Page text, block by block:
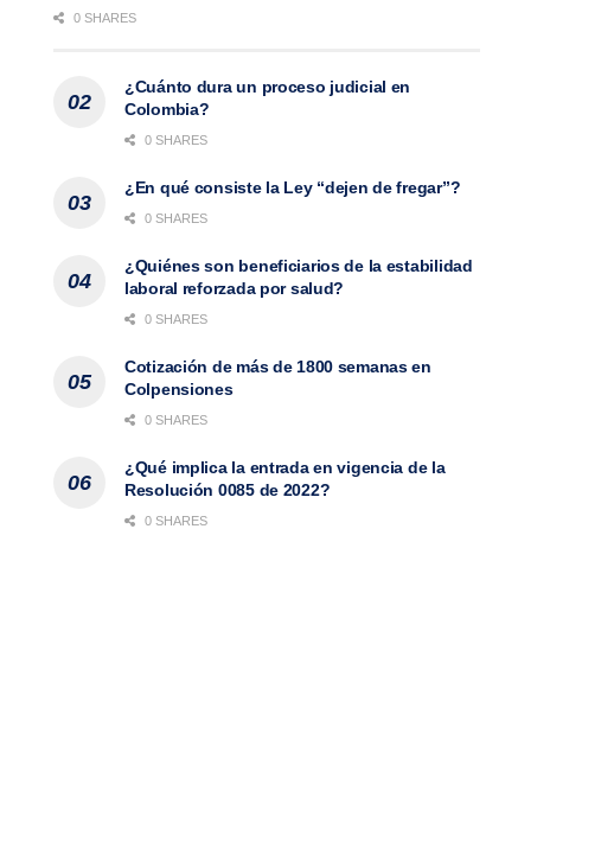
0 SHARES
¿Cuánto dura un proceso judicial en
Colombia?
0 SHARES
¿En qué consiste la Ley “dejen de fregar”?
0 SHARES
¿Quiénes son beneficiarios de la estabilidad
laboral reforzada por salud?
0 SHARES
Cotización de más de 1800 semanas en
Colpensiones
0 SHARES
¿Qué implica la entrada en vigencia de la
Resolución 0085 de 2022?
0 SHARES